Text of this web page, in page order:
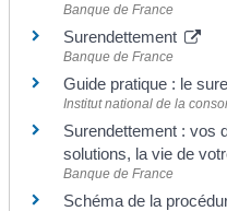
Banque de France
Surendettement
Banque de France
Guide pratique : le
Institut national de la
Surendettement : vos
solutions, la vie de
Banque de France
Schéma de la